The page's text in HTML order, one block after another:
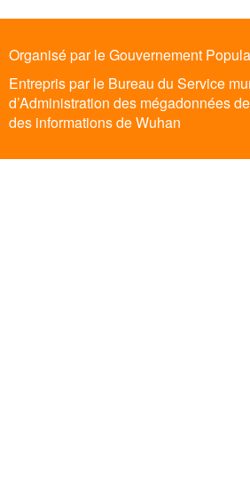
Organisé par le Gouvernement
Entrepris par le Bureau du Service
d’Administration des mégadonnées
des informations de Wuhan